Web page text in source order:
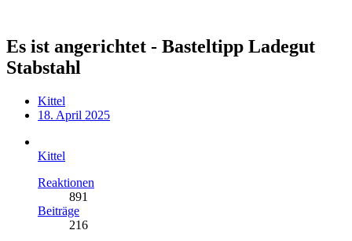
Es ist angerichtet - Basteltipp Ladegut
Stabstahl
Kittel
18. April 2025
Kittel
Reaktionen
891
Beiträge
216